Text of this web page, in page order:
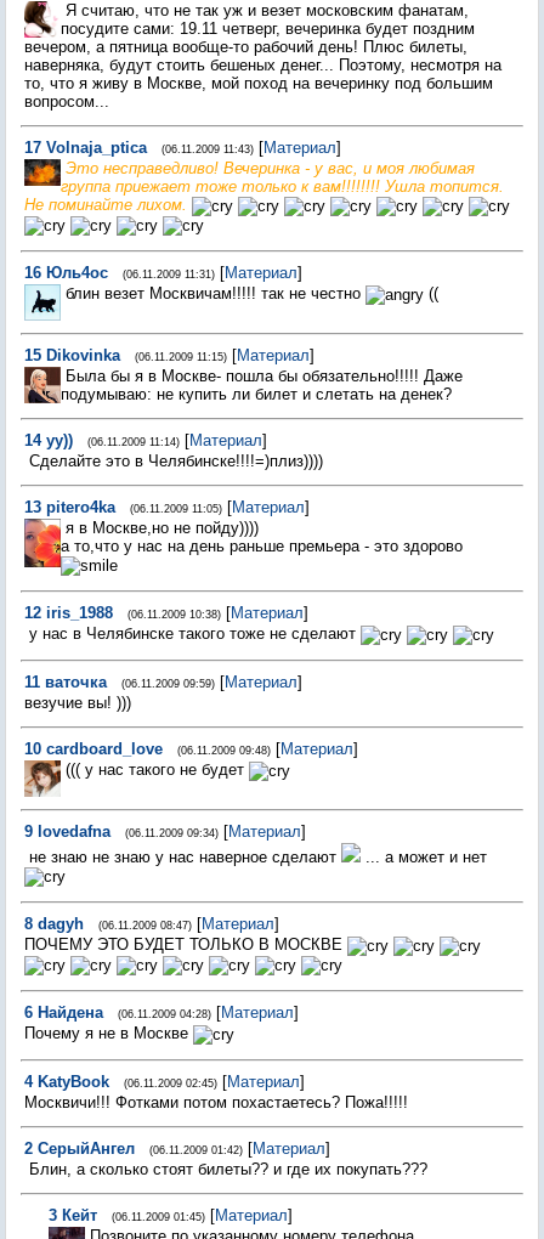
Я считаю, что не так уж и везет московским фанатам,
посудите сами: 19.11 четверг, вечеринка будет поздним
вечером, а пятница вообще-то рабочий день! Плюс билеты,
наверняка, будут стоить бешеных денег... Поэтому, несмотря на
то, что я живу в Москве, мой поход на вечеринку под большим
вопросом...
17 Volnaja_ptica (06.11.2009 11:43) [Материал]
Это несправедливо! Вечеринка - у вас, и моя любимая
группа приежает тоже только к вам!!!!!!!! Ушла топится.
Не поминайте лихом.
16 Юль4ос (06.11.2009 11:31) [Материал]
блин везет Москвичам!!!!! так не честно
((
15 Dikovinka (06.11.2009 11:15) [Материал]
Была бы я в Москве- пошла бы обязательно!!!!! Даже
подумываю: не купить ли билет и слетать на денек?
14 yy)) (06.11.2009 11:14) [Материал]
Сделайте это в Челябинске!!!!=)плиз))))
13 pitero4ka (06.11.2009 11:05) [Материал]
я в Москве,но не пойду))))
а то,что у нас на день раньше премьера - это здорово
12 iris_1988 (06.11.2009 10:38) [Материал]
у нас в Челябинске такого тоже не сделают
11 ваточка (06.11.2009 09:59) [Материал]
везучие вы! )))
10 cardboard_love (06.11.2009 09:48) [Материал]
((( у нас такого не будет
9 lovedafna (06.11.2009 09:34) [Материал]
не знаю не знаю у нас наверное сделают
... а может и нет
8 dagyh (06.11.2009 08:47) [Материал]
ПОЧЕМУ ЭТО БУДЕТ ТОЛЬКО В МОСКВЕ
6 Найдена (06.11.2009 04:28) [Материал]
Почему я не в Москве
4 KatyBook (06.11.2009 02:45) [Материал]
Москвичи!!! Фотками потом похастаетесь? Пожа!!!!!
2 СерыйАнгел (06.11.2009 01:42) [Материал]
Блин, а сколько стоят билеты?? и где их покупать???
3 Кейт (06.11.2009 01:45) [Материал]